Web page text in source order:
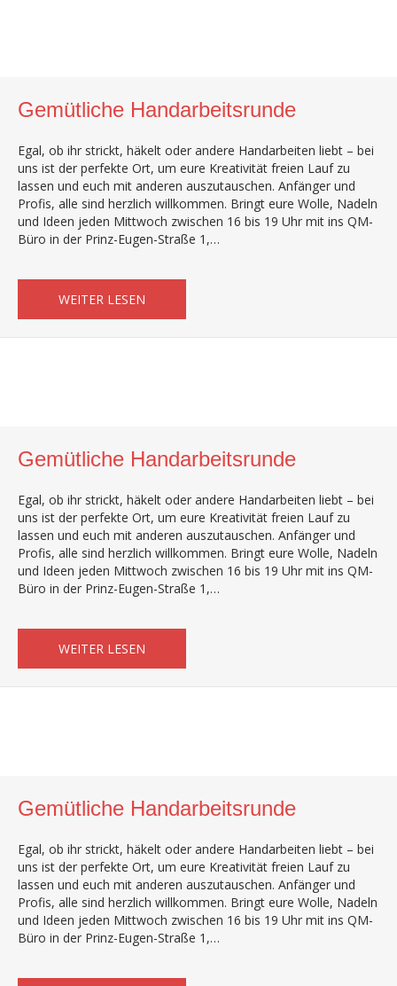
Gemütliche Handarbeitsrunde
Egal, ob ihr strickt, häkelt oder andere Handarbeiten liebt – bei
uns ist der perfekte Ort, um eure Kreativität freien Lauf zu
lassen und euch mit anderen auszutauschen. Anfänger und
Profis, alle sind herzlich willkommen. Bringt eure Wolle, Nadeln
und Ideen jeden Mittwoch zwischen 16 bis 19 Uhr mit ins QM-
Büro in der Prinz-Eugen-Straße 1,…
WEITER LESEN
Gemütliche Handarbeitsrunde
Egal, ob ihr strickt, häkelt oder andere Handarbeiten liebt – bei
uns ist der perfekte Ort, um eure Kreativität freien Lauf zu
lassen und euch mit anderen auszutauschen. Anfänger und
Profis, alle sind herzlich willkommen. Bringt eure Wolle, Nadeln
und Ideen jeden Mittwoch zwischen 16 bis 19 Uhr mit ins QM-
Büro in der Prinz-Eugen-Straße 1,…
WEITER LESEN
Gemütliche Handarbeitsrunde
Egal, ob ihr strickt, häkelt oder andere Handarbeiten liebt – bei
uns ist der perfekte Ort, um eure Kreativität freien Lauf zu
lassen und euch mit anderen auszutauschen. Anfänger und
Profis, alle sind herzlich willkommen. Bringt eure Wolle, Nadeln
und Ideen jeden Mittwoch zwischen 16 bis 19 Uhr mit ins QM-
Büro in der Prinz-Eugen-Straße 1,…